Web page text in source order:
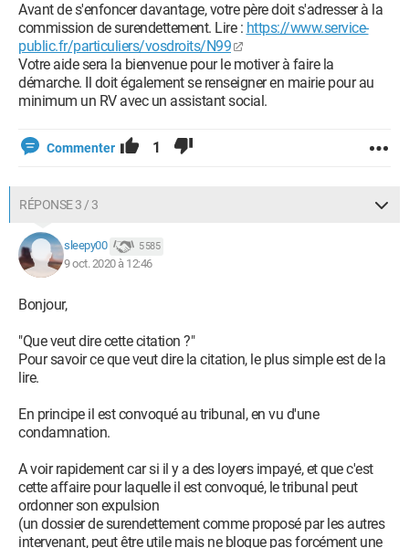
Avant de s'enfoncer davantage, votre père doit s'adresser à la
commission de surendettement. Lire : https://www.service-
public.fr/particuliers/vosdroits/N99
Votre aide sera la bienvenue pour le motiver à faire la
démarche. Il doit également se renseigner en mairie pour au
minimum un RV avec un assistant social.
Commenter 1
RÉPONSE 3 / 3
sleepy00 5 585
9 oct. 2020 à 12:46
Bonjour,
"Que veut dire cette citation ?"
Pour savoir ce que veut dire la citation, le plus simple est de la
lire.
En principe il est convoqué au tribunal, en vu d'une
condamnation.
A voir rapidement car si il y a des loyers impayé, et que c'est
cette affaire pour laquelle il est convoqué, le tribunal peut
ordonner son expulsion
(un dossier de surendettement comme proposé par les autres
intervenant, peut être utile mais ne bloque pas forcément une